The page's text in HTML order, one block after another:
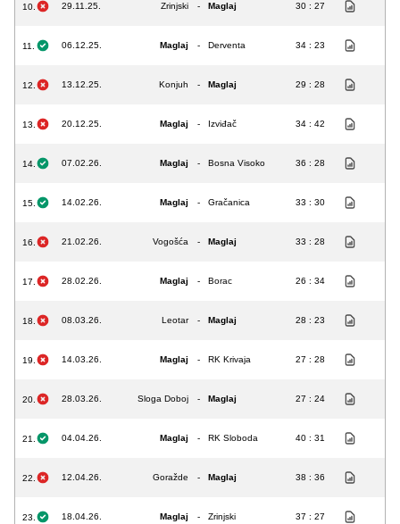
10. 29.11.25. Zrinjski - Maglaj 30 : 27
11. 06.12.25. Maglaj - Derventa 34 : 23
12. 13.12.25. Konjuh - Maglaj 29 : 28
13. 20.12.25. Maglaj - Izviđač 34 : 42
14. 07.02.26. Maglaj - Bosna Visoko 36 : 28
15. 14.02.26. Maglaj - Gračanica 33 : 30
16. 21.02.26. Vogošća - Maglaj 33 : 28
17. 28.02.26. Maglaj - Borac 26 : 34
18. 08.03.26. Leotar - Maglaj 28 : 23
19. 14.03.26. Maglaj - RK Krivaja 27 : 28
20. 28.03.26. Sloga Doboj - Maglaj 27 : 24
21. 04.04.26. Maglaj - RK Sloboda 40 : 31
22. 12.04.26. Goražde - Maglaj 38 : 36
23. 18.04.26. Maglaj - Zrinjski 37 : 27